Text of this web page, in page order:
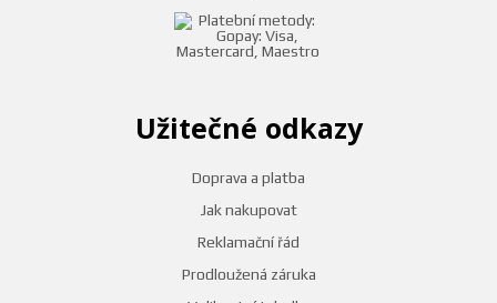
Užitečné odkazy
Doprava a platba
Jak nakupovat
Reklamační řád
Prodloužená záruka